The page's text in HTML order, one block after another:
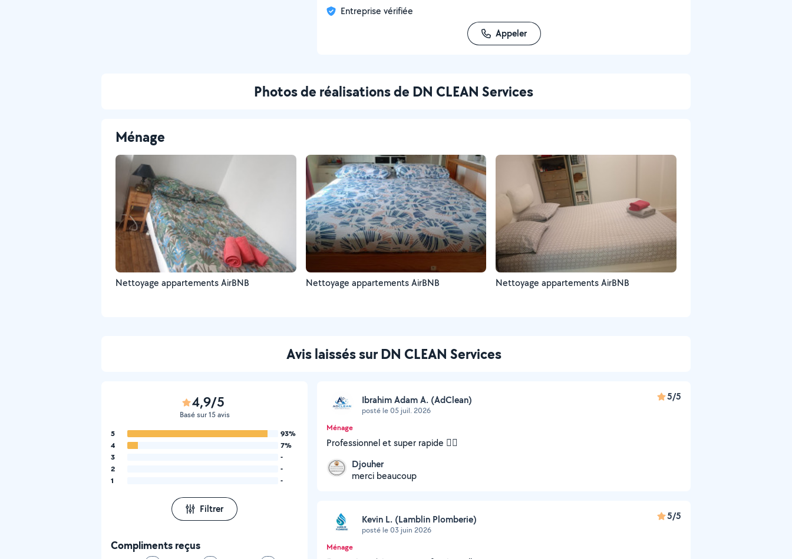
Entreprise vérifiée
Appeler
Photos de réalisations de DN CLEAN Services
Ménage
Nettoyage appartements AirBNB Nettoyage appartements AirBNB Nettoyage appartements AirBNB
Avis laissés sur DN CLEAN Services
4,9/5
Basé sur 15 avis
5
93%
4
7%
3
-
2
-
1
-
Filtrer
Compliments reçus
Ibrahim Adam A. (AdClean)
posté le 05 juil. 2026
5/5
Ménage
Professionnel et super rapide 👌🏾
Djouher
merci beaucoup
Kevin L. (Lamblin Plomberie)
posté le 03 juin 2026
5/5
Ménage